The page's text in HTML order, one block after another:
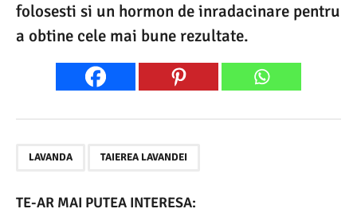
folosesti si un hormon de inradacinare pentru
a obtine cele mai bune rezultate.
LAVANDA TAIEREA LAVANDEI
TE-AR MAI PUTEA INTERESA: